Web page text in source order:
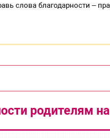
слова благодарности –
родителям